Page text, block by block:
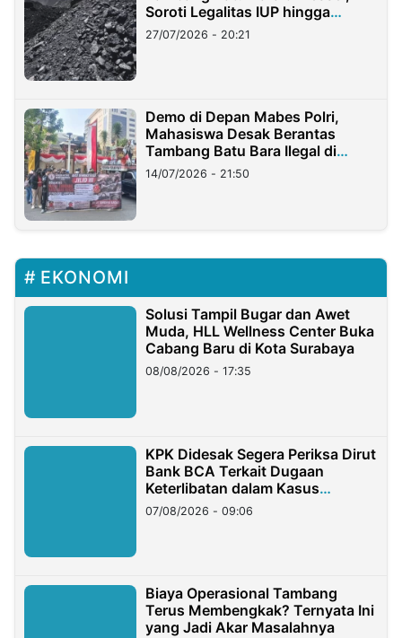
Soroti Legalitas IUP hingga
Stockpile
27/07/2026 - 20:21
Demo di Depan Mabes Polri,
Mahasiswa Desak Berantas
Tambang Batu Bara Ilegal di
Lampung
14/07/2026 - 21:50
EKONOMI
Solusi Tampil Bugar dan Awet
Muda, HLL Wellness Center Buka
Cabang Baru di Kota Surabaya
08/08/2026 - 17:35
KPK Didesak Segera Periksa Dirut
Bank BCA Terkait Dugaan
Keterlibatan dalam Kasus
Hilangnya Dana Nasabah Rp2,58
Miliar
07/08/2026 - 09:06
Biaya Operasional Tambang
Terus Membengkak? Ternyata Ini
yang Jadi Akar Masalahnya